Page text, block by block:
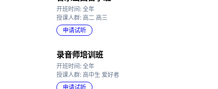
音乐出国留学班
开班时间: 全年
授课人群: 高二 高三
录音师培训班
开班时间: 全年